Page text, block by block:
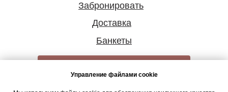
Управление файлами cookie
Забронировать
Доставка
Банкеты